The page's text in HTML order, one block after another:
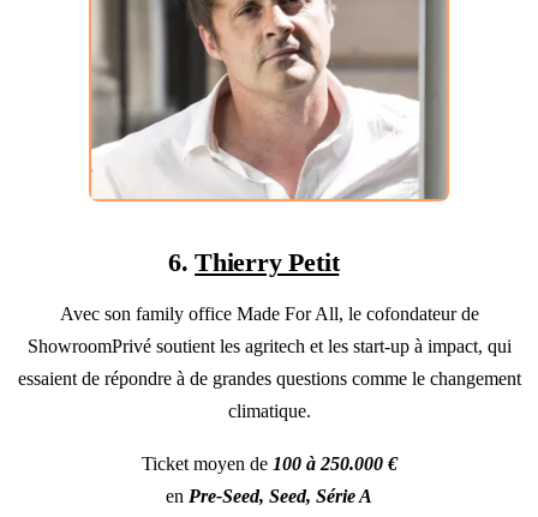
6.Thierry Petit
Avec son family office Made For All, le cofondateur de
ShowroomPrivé soutient les agritech et les start-up à impact, qui
essaient de répondre à de grandes questions comme le changement
climatique.
Ticket moyen de 100 à 250.000 €
en Pre-Seed, Seed, Série A